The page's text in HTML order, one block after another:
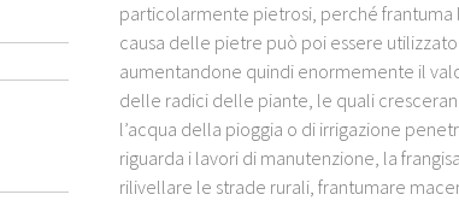
particolarmente pietrosi, perché frantuma
causa delle pietre può poi essere
aumentandone quindi enormemente il
delle radici delle piante, le quali
l’acqua della pioggia o di irrigazione
riguarda i lavori di manutenzione, la
rilivellare le strade rurali, frantumare